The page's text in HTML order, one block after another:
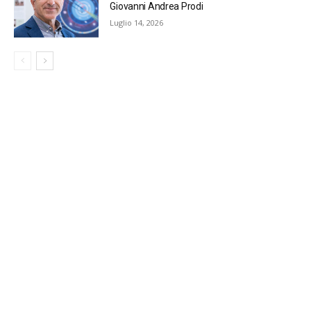
Giovanni Andrea Prodi
Luglio 14, 2026